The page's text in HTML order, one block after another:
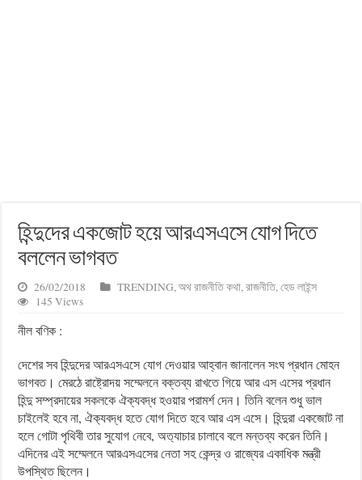
হিন্দুদের একজোট হয়ে আরএসএসে যোগ দিতে
বললেন ভাগবত
26/02/2018 TRENDING,অথ রাজনীতি কথা,রাজনীতি,হেড লাইন্স
145 Views
নীল বণিক :
দেশের সব হিন্দুদের আরএসএসে যোগ দেওয়ার আহ্বান জানালেন সংঘ প্রধান মোহন
ভাগবত। মেরঠে রাষ্ট্রোদয় সম্মেলনে বক্তব্য রাখতে গিয়ে আর এস এসের প্রধান
হিন্দু সম্প্রদায়ের সকলকে ঐক্যবদ্ধ হওয়ার পরামর্শ দেন। তিনি বলেন শুধু ভাল
চাইলেই হবে না, ঐক‍্যবদ্ধ হতে যোগ দিতে হবে আর এস এসে। হিন্দুরা একজোট না
হলে গোটা পৃথিবী তার সুযোগ নেবে, অত‍্যাচার চালাবে বলে মন্তব্য করেন তিনি।
এদিনের এই সম্মেলনে আরএসএসের নেতা সহ কেন্দ্র ও রাজ্যের একাধিক মন্ত্রী
উপস্থিত ছিলেন।